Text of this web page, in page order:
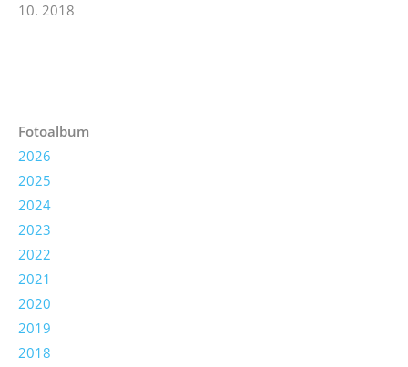
10. 2018
Fotoalbum
2026
2025
2024
2023
2022
2021
2020
2019
2018